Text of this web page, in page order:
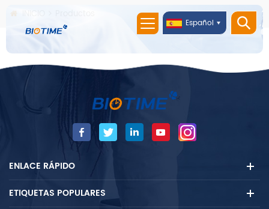
Español
ENLACE RÁPIDO
ETIQUETAS POPULARES